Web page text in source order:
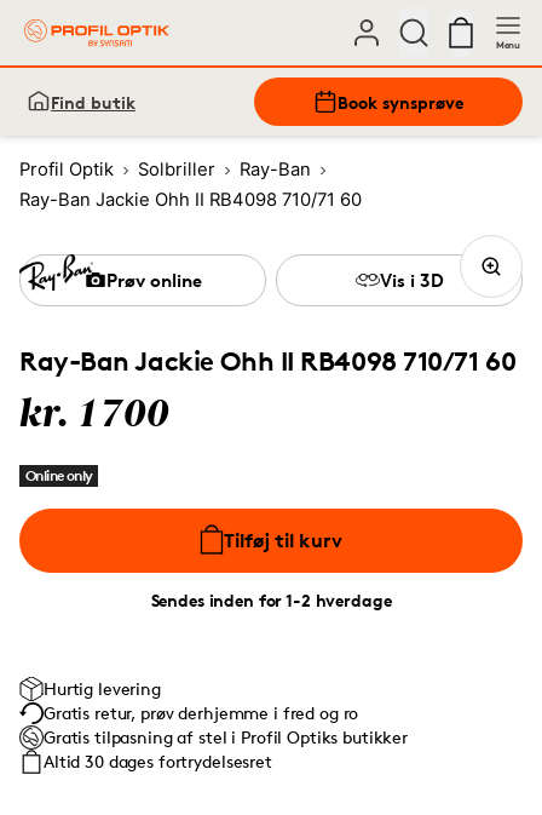
Menu
Find butik Book synsprøve
Profil Optik Solbriller
Ray-Ban
Ray-Ban Jackie Ohh II RB4098 710/71 60
Ray-Ban Jackie Ohh II RB4098 710/71 60
kr. 1700
Online only
Tilføj til kurv
Sendes inden for 1-2 hverdage
Prøv online Vis i 3D
Hurtig levering
Gratis retur, prøv derhjemme i fred og ro
Gratis tilpasning af stel i Profil Optiks butikker
Altid 30 dages fortrydelsesret